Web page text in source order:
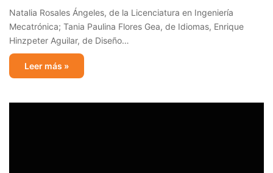
Natalia Rosales Ángeles, de la Licenciatura en Ingeniería
Mecatrónica; Tania Paulina Flores Gea, de Idiomas, Enrique
Hinzpeter Aguilar, de Diseño…
Leer más »